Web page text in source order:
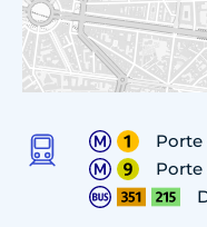
Porte
Porte